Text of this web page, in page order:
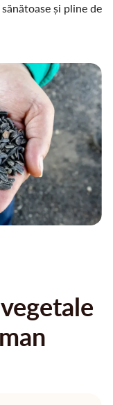
și pline de